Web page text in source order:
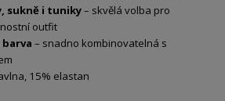
sukně i tuniky– skvělá volba pro
outfit
barva – snadno kombinovatelná s
15% elastan